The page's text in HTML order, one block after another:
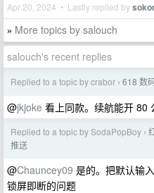
Apr 20, 2024 • Lastly replied by
» More topics by salouch
salouch's recent replies
Replied to a topic by crabor › 618 数
@jkjoke 看上同款。续航能开 80
Replied to a topic by SodaPopBoy ›
推送
@Chauncey09 是的。把默认输
锁屏即断的问题